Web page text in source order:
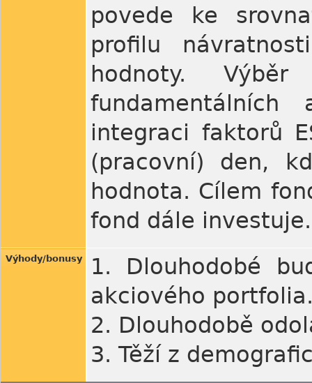
povede ke
profilu
hodnoty.
integraci faktorů
(pracovní) den,
hodnota. Cílem
fond dále investuje.
Výhody/bonusy
1. Dlouhodobé
akciového
2. Dlouhodobě
3. Těží z